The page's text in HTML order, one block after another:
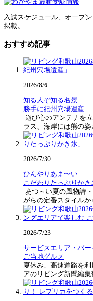
入試スケジュール、オープ
掲載。
おすすめ記事
2026/8/6
知る人ぞ知る名景
勝手に紀州穴場遺産
遊び心のアンテナを
ラス、海岸には熊の
2026/7/30
ひんやりあま〜い
こだわりたっぷりかき
あつ～い夏の風物詩
がらの定番スタイル
2026/7/23
サービスエリア・パ
ご当地グルメ
夏休み、高速道路を
アのリビング新聞編